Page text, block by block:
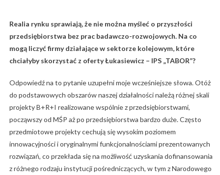
Realia rynku sprawiają, że nie można myśleć o przyszłości
przedsiębiorstwa bez prac badawczo-rozwojowych. Na co
mogą liczyć firmy działające w sektorze kolejowym, które
chciałyby skorzystać z oferty Łukasiewicz – IPS „TABOR”?
Odpowiedź na to pytanie uzupełni moje wcześniejsze słowa. Otóż
do podstawowych obszarów naszej działalności należą różnej skali
projekty B+R+I realizowane wspólnie z przedsiębiorstwami,
począwszy od MŚP aż po przedsiębiorstwa bardzo duże. Często
przedmiotowe projekty cechują się wysokim poziomem
innowacyjności i oryginalnymi funkcjonalnościami prezentowanych
rozwiązań, co przekłada się na możliwość uzyskania dofinansowania
z różnego rodzaju instytucji pośredniczących, w tym z Narodowego